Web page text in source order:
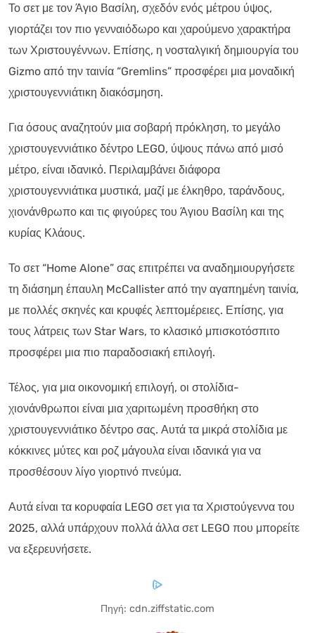
Το σετ με τον Άγιο Βασίλη, σχεδόν ενός μέτρου ύψος,
γιορτάζει τον πιο γενναιόδωρο και χαρούμενο χαρακτήρα
των Χριστουγέννων. Επίσης, η νοσταλγική δημιουργία του
Gizmo από την ταινία “Gremlins” προσφέρει μια μοναδική
χριστουγεννιάτικη διακόσμηση.
Για όσους αναζητούν μια σοβαρή πρόκληση, το μεγάλο
χριστουγεννιάτικο δέντρο LEGO, ύψους πάνω από μισό
μέτρο, είναι ιδανικό. Περιλαμβάνει διάφορα
χριστουγεννιάτικα μυστικά, μαζί με έλκηθρο, ταράνδους,
χιονάνθρωπο και τις φιγούρες του Άγιου Βασίλη και της
κυρίας Κλάους.
Το σετ “Home Alone” σας επιτρέπει να αναδημιουργήσετε
τη διάσημη έπαυλη McCallister από την αγαπημένη ταινία,
με πολλές σκηνές και κρυφές λεπτομέρειες. Επίσης, για
τους λάτρεις των Star Wars, το κλασικό μπισκοτόσπιτο
προσφέρει μια πιο παραδοσιακή επιλογή.
Τέλος, για μια οικονομική επιλογή, οι στολίδια-
χιονάνθρωποι είναι μια χαριτωμένη προσθήκη στο
χριστουγεννιάτικο δέντρο σας. Αυτά τα μικρά στολίδια με
κόκκινες μύτες και ροζ μάγουλα είναι ιδανικά για να
προσθέσουν λίγο γιορτινό πνεύμα.
Αυτά είναι τα κορυφαία LEGO σετ για τα Χριστούγεννα του
2025, αλλά υπάρχουν πολλά άλλα σετ LEGO που μπορείτε
να εξερευνήσετε.
Πηγή: cdn.ziffstatic.com